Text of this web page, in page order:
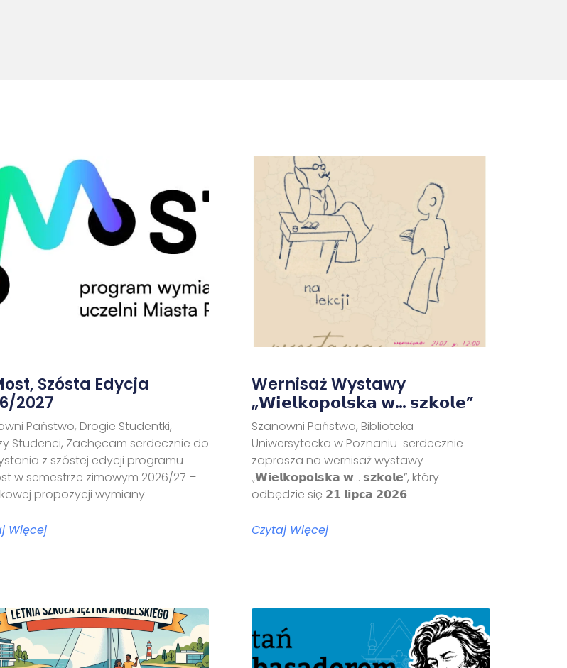
Szósta Edycja
2027
Państwo, Drogie Studentki,
Studenci, Zachęcam serdecznie do
z szóstej edycji programu
w semestrze zimowym 2026/27 –
propozycji wymiany
Więcej
Wernisaż Wystawy
„𝗪𝗶𝗲𝗹𝗸𝗼𝗽𝗼𝗹𝘀𝗸𝗮 𝘄… 𝘀𝘇𝗸𝗼𝗹𝗲”
Szanowni Państwo, Biblioteka
Uniwersytecka w Poznaniu serdecznie
zaprasza na wernisaż wystawy
„𝗪𝗶𝗲𝗹𝗸𝗼𝗽𝗼𝗹𝘀𝗸𝗮 𝘄… 𝘀𝘇𝗸𝗼𝗹𝗲”, który
odbędzie się 𝟮𝟭 𝗹𝗶𝗽𝗰𝗮 𝟮𝟬𝟮𝟲
Czytaj Więcej